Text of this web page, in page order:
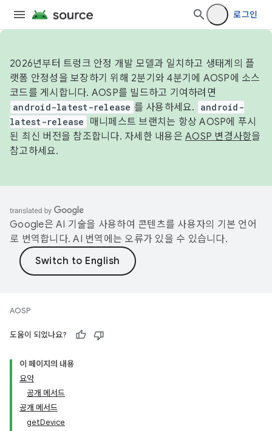
로그인
2026년부터 트렁크 안정 개발 모델과 일치하고 생태계의 플
랫폼 안정성을 보장하기 위해 2분기와 4분기에 AOSP에 소스
코드를 게시합니다. AOSP를 빌드하고 기여하려면
android-latest-release 를 사용하세요.
android-
latest-release
매니페스트 브랜치는 항상 AOSP에 푸시
된 최신 버전을 참조합니다. 자세한 내용은 AOSP 변경사항을
참고하세요.
Google은 AI 기술을 사용하여 콘텐츠를 사용자의 기본 언어
로 번역합니다. AI 번역에는 오류가 있을 수 있습니다.
AOSP
도움이 되었나요?
이 페이지의 내용
요약
공개 메서드
공개 메서드
getDevice